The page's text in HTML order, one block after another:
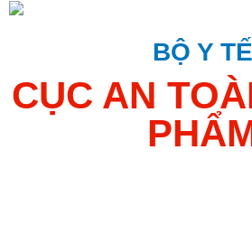
BỘ Y TẾ
CỤC AN